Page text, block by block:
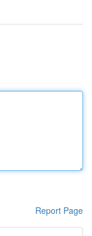
Report Page